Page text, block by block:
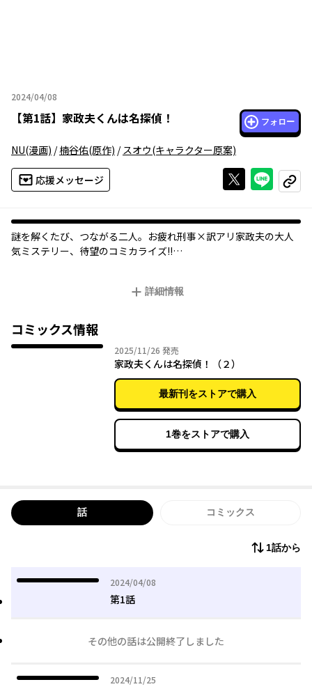
2024/04/08
2024年04月08日
【第1話】 家政夫くんは名探偵！ フォロー
NU(漫画) /楠谷佑(原作) /スオウ(キャラクター原案)
応援メッセージ Xで投稿する
ライン
コピー
謎を解くたび、つながる二人。お疲れ刑事×訳アリ家政夫の大人
気ミステリー、待望のコミカライズ!!
謎多き家政夫くんは、掃除、料理、なんと難事件の推理まで見事
刑事と家政夫。二人が交差するとき、やがて隠された過去と真実
が明らかに——!?
詳細情報
コミックス情報
2025/11/26 2025年11月26日
発売
家政夫くんは名探偵！（２）
最新刊をストアで購入
1巻をストアで購入
話 コミックス
1話から
2024/04/08
2024年04月08日
第1話
その他の話は公開終了しました
2024/11/25
2024年11月25日